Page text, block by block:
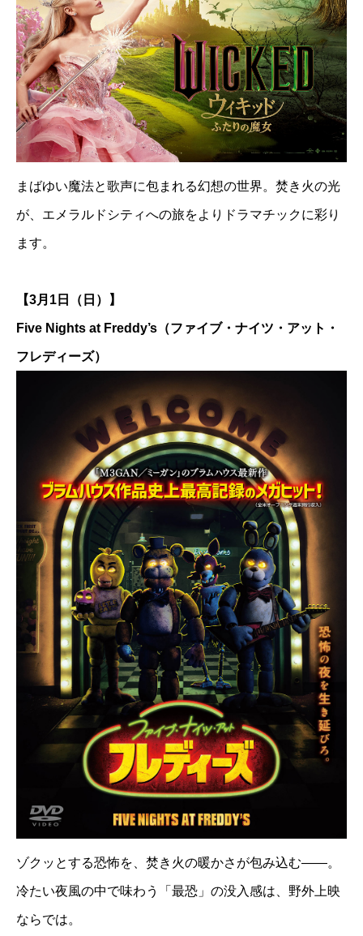
まばゆい魔法と歌声に包まれる幻想の世界。焚き火の光
が、エメラルドシティへの旅をよりドラマチックに彩り
ます。
【3月1日（日）】
Five Nights at Freddy’s（ファイブ・ナイツ・アット・
フレディーズ）
ゾクッとする恐怖を、焚き火の暖かさが包み込む——。
冷たい夜風の中で味わう「最恐」の没入感は、野外上映
ならでは。